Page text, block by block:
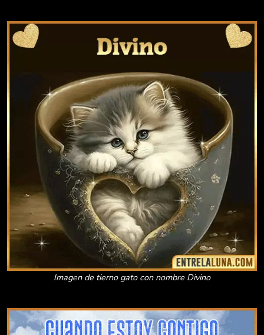
Imagen de tierno gato con nombre Divino